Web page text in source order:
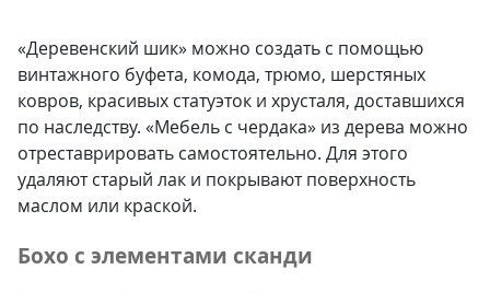
«Деревенский шик» можно создать с помощью
винтажного буфета, комода, трюмо, шерстяных
ковров, красивых статуэток и хрусталя, доставшихся
по наследству. «Мебель с чердака» из дерева можно
отреставрировать самостоятельно. Для этого
удаляют старый лак и покрывают поверхность
маслом или краской.
Бохо с элементами сканди